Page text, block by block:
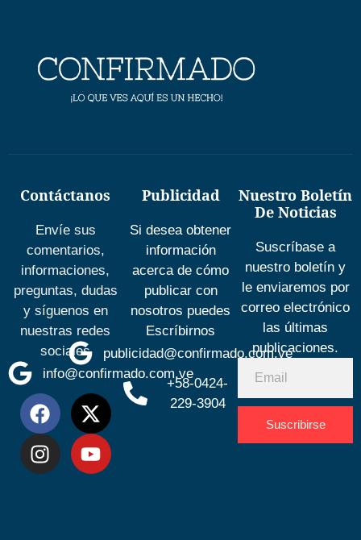
Contáctanos
Envíe sus
comentarios,
informaciones,
preguntas, dudas
y síguenos en
nuestras redes
sociales
info@confirmado.com.ve
Publicidad
Si desea obtener
información
acerca de cómo
publicar con
nosotros puedes
Escríbirnos
publicidad@confirmado.com.ve
+58-0424-
229-3904
Nuestro Boletín
De Noticias
Suscríbase a
nuestro boletín y
le enviaremos por
correo electrónico
las últimas
publicaciones.
Suscribirse